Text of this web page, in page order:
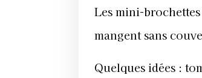
Les mini-
mangent sans
Quelques idées :